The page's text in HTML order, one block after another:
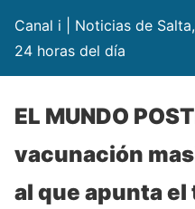
Canal i | Noticias de
24 horas del día
EL MUNDO
vacunación
al que apunta